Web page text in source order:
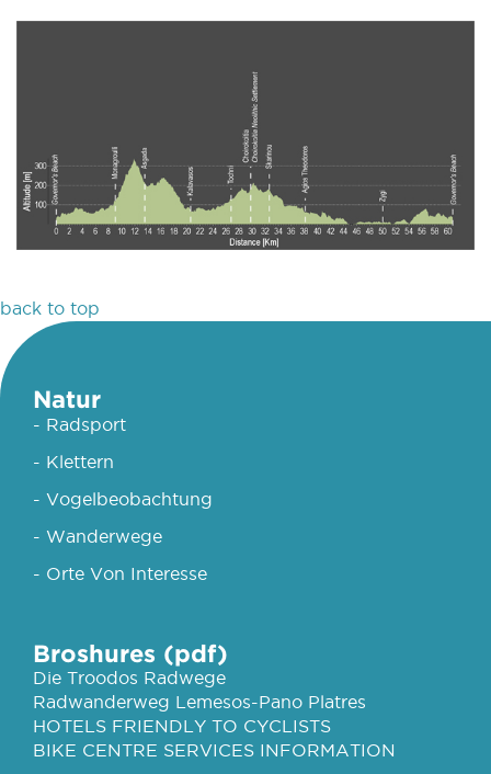
back to top
Natur
- Radsport
- Klettern
- Vogelbeobachtung
- Wanderwege
- Orte Von Interesse
Broshures (pdf)
Die Troodos Radwege
Radwanderweg Lemesos-Pano Platres
HOTELS FRIENDLY TO CYCLISTS
BIKE CENTRE SERVICES INFORMATION